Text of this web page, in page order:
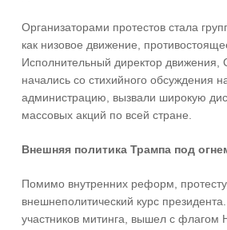
Организаторами протестов стала
как низовое движение,
Исполнительный директор движения,
начались со стихийного обсуждения
администрацию, вызвали широкую
массовых акций по всей стране.
Внешняя политика Трампа под
Помимо внутренних реформ,
внешнеполитический курс
участников митинга, вышел с флагом